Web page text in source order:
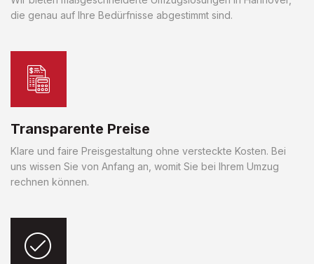
die genau auf Ihre Bedürfnisse abgestimmt sind.
Transparente Preise
Klare und faire Preisgestaltung ohne versteckte Kosten. Bei
uns wissen Sie von Anfang an, womit Sie bei Ihrem Umzug
rechnen können.